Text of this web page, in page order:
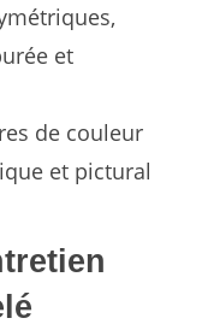
et
de couleur
et pictural